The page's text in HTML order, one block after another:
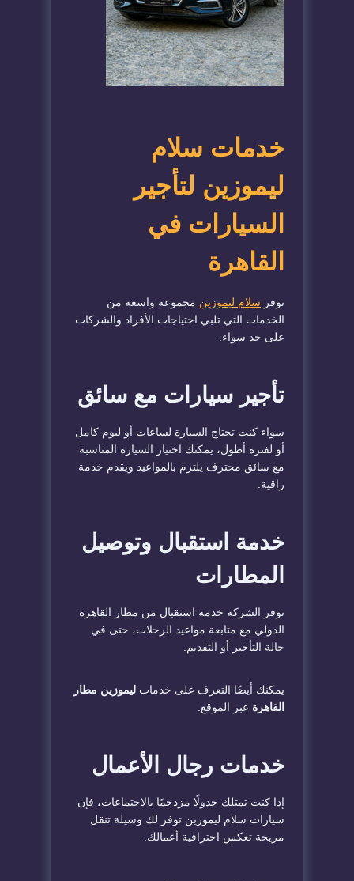
خدمات سلام
ليموزين لتأجير
السيارات في
القاهرة
توفر سلام ليموزين مجموعة واسعة من
الخدمات التي تلبي احتياجات الأفراد والشركات
على حد سواء.
تأجير سيارات مع سائق
سواء كنت تحتاج السيارة لساعات أو ليوم كامل
أو لفترة أطول، يمكنك اختيار السيارة المناسبة
مع سائق محترف يلتزم بالمواعيد ويقدم خدمة
راقية.
خدمة استقبال وتوصيل
المطارات
توفر الشركة خدمة استقبال من مطار القاهرة
الدولي مع متابعة مواعيد الرحلات، حتى في
حالة التأخير أو التقديم.
يمكنك أيضًا التعرف على خدمات ليموزين مطار
القاهرة عبر الموقع.
خدمات رجال الأعمال
إذا كنت تمتلك جدولًا مزدحمًا بالاجتماعات، فإن
سيارات سلام ليموزين توفر لك وسيلة تنقل
مريحة تعكس احترافية أعمالك.